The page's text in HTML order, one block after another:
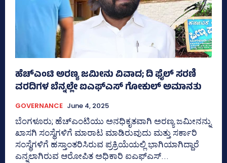
ಹೆಚ್‌ಎಂಟಿ ಅರಣ್ಯ ಜಮೀನು ವಿವಾದ; ದಿ ಫೈಲ್‌ ಸರಣಿ
ವರದಿಗಳ ಬೆನ್ನಲ್ಲೇ ಐಎಫ್‌ಎಸ್‌ ಗೋಕುಲ್‌ ಅಮಾನತು
GOVERNANCE June 4, 2025
ಬೆಂಗಳೂರು; ಹೆಚ್‌ಎಂಟಿಯು ಅನಧಿಕೃತವಾಗಿ ಅರಣ್ಯ ಜಮೀನನ್ನು
ಖಾಸಗಿ ಸಂಸ್ಥೆಗಳಿಗೆ ಮಾರಾಟ ಮಾಡಿರುವುದು ಮತ್ತು ಸರ್ಕಾರಿ
ಸಂಸ್ಥೆಗಳಿಗೆ ಹಸ್ತಾಂತರಿಸಿರುವ ಪ್ರಕ್ರಿಯೆಯಲ್ಲಿ ಭಾಗಿಯಾಗಿದ್ದಾರೆ
ಎನ್ನಲಾಗಿರುವ ಆರೋಪಿತ ಅಧಿಕಾರಿ ಐಎಫ್‌ಎಸ್‌...